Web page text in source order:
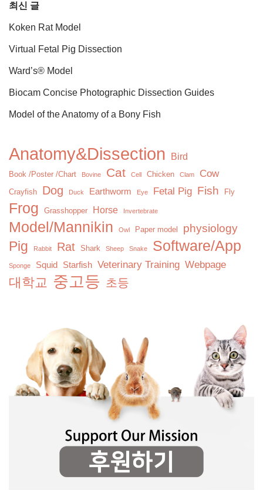
최신 글
Koken Rat Model
Virtual Fetal Pig Dissection
Ward’s® Model
Biocam Concise Photographic Dissection Guides
Model of the Anatomy of a Bony Fish
Anatomy&Dissection Bird
Book /Poster /Chart Bovine Cat Cell Chicken Clam Cow
Crayfish Dog Duck Earthworm Eye Fetal Pig Fish Fly
Frog Grasshopper Horse Invertebrate
Model/Mannikin Owl Paper model physiology
Pig Rabbit Rat Shark Sheep Snake Software/App
Sponge Squid Starfish Veterinary Training Webpage
대학교 중고등 초등